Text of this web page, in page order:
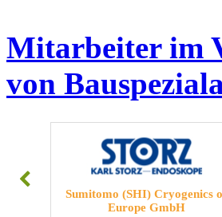
Mitarbeiter im
von
Cryogenics of